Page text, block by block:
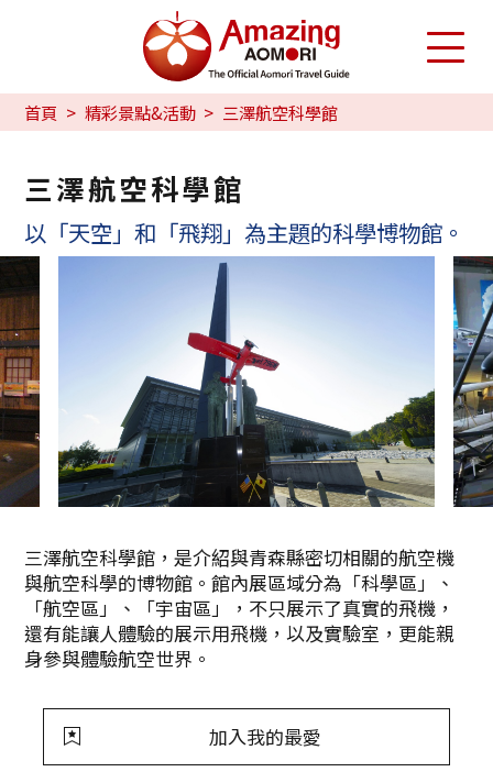
首頁 精彩景點&活動 三澤航空科學館
三澤航空科學館
以「天空」和「飛翔」為主題的科學博物館。
三澤航空科學館，是介紹與青森縣密切相關的航空機
與航空科學的博物館。館內展區域分為「科學區」、
「航空區」、「宇宙區」，不只展示了真實的飛機，
還有能讓人體驗的展示用飛機，以及實驗室，更能親
身參與體驗航空世界。
加入我的最愛